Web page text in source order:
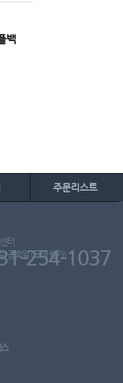
백
주문리스트
, 공휴일 (도매 불가)
터
254-1037